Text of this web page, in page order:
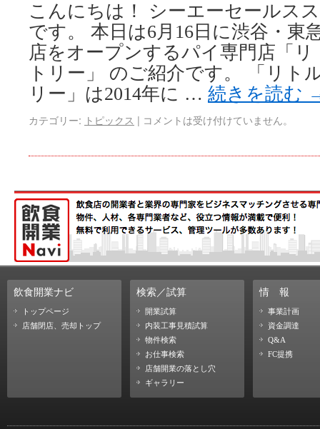
こんにちは！ シーエーセールス
です。 本日は6月16日に渋谷・東
店をオープンするパイ専門店「
トリー」 のご紹介です。 「リト
リー」は2014年に … 続きを読む
カテゴリー: トピックス | コメントは受け付けていません。
飲食開業ナビ
トップページ
店舗閉店、売却トップ
検索／試算
開業試算
内装工事見積試算
物件検索
お仕事検索
店舗開業の落とし穴
ギャラリー
情 報
事業計画
資金調達
Q&A
FC提携